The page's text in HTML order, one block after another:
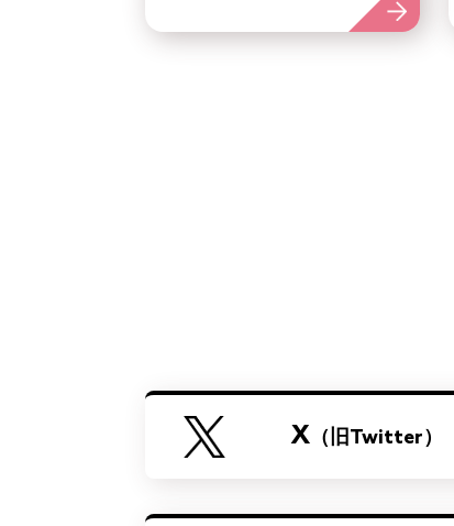
X （旧Twitter）